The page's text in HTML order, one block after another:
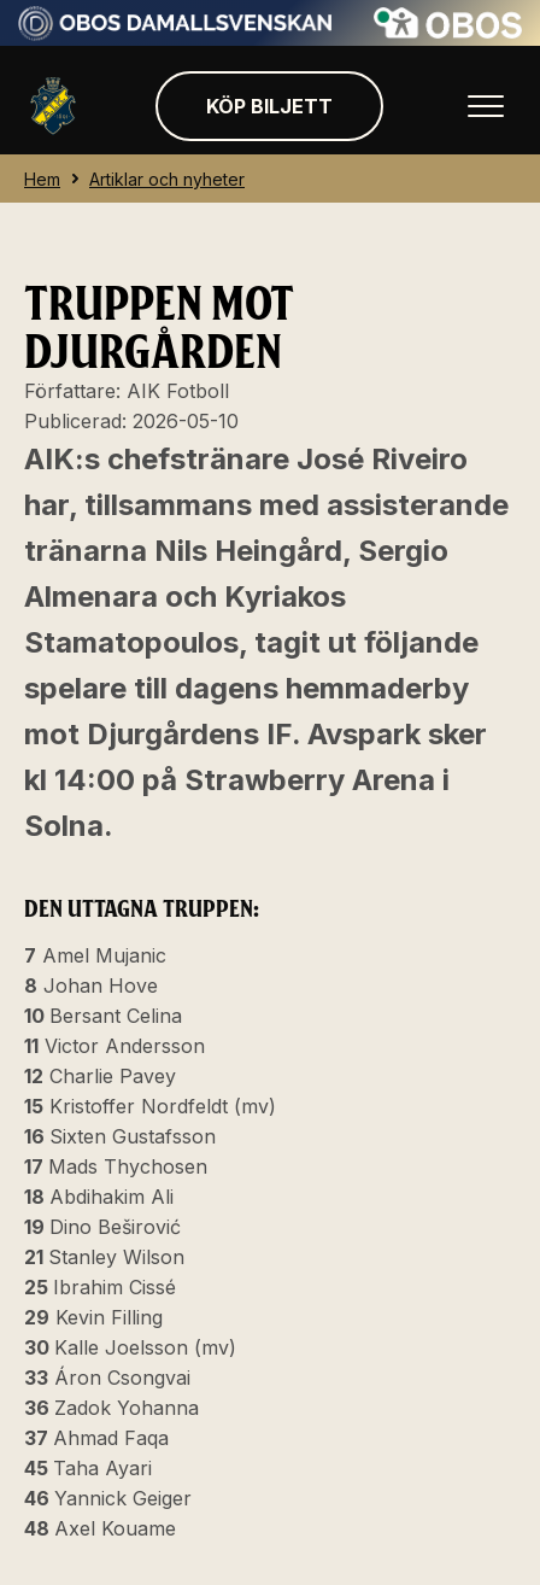
KÖP BILJETT
Hem Artiklar och nyheter
TRUPPEN MOT
DJURGÅRDEN
Författare: AIK Fotboll
Publicerad: 2026-05-10
AIK:s chefstränare José Riveiro
har, tillsammans med assisterande
tränarna Nils Heingård, Sergio
Almenara och Kyriakos
Stamatopoulos, tagit ut följande
spelare till dagens hemmaderby
mot Djurgårdens IF. Avspark sker
kl 14:00 på Strawberry Arena i
Solna.
DEN UTTAGNA TRUPPEN:
7 Amel Mujanic
8 Johan Hove
10 Bersant Celina
11 Victor Andersson
12 Charlie Pavey
15 Kristoffer Nordfeldt (mv)
16 Sixten Gustafsson
17 Mads Thychosen
18 Abdihakim Ali
19 Dino Beširović
21 Stanley Wilson
25 Ibrahim Cissé
29 Kevin Filling
30 Kalle Joelsson (mv)
33 Áron Csongvai
36 Zadok Yohanna
37 Ahmad Faqa
45 Taha Ayari
46 Yannick Geiger
48 Axel Kouame